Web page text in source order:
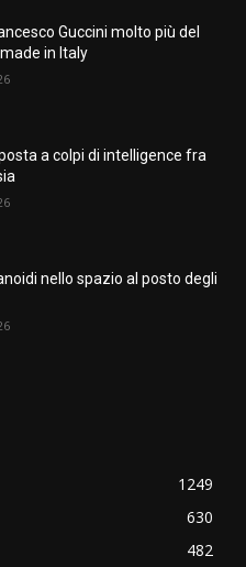
Guccini molto più del
in Italy
a colpi di intelligence fra
nello spazio al posto degli
1249
630
482